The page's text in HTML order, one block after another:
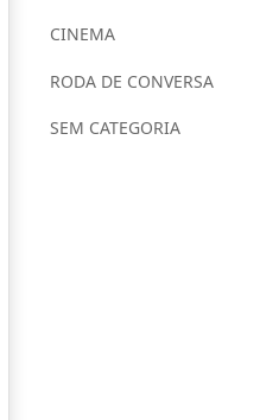
CINEMA
RODA DE CONVERSA
SEM CATEGORIA